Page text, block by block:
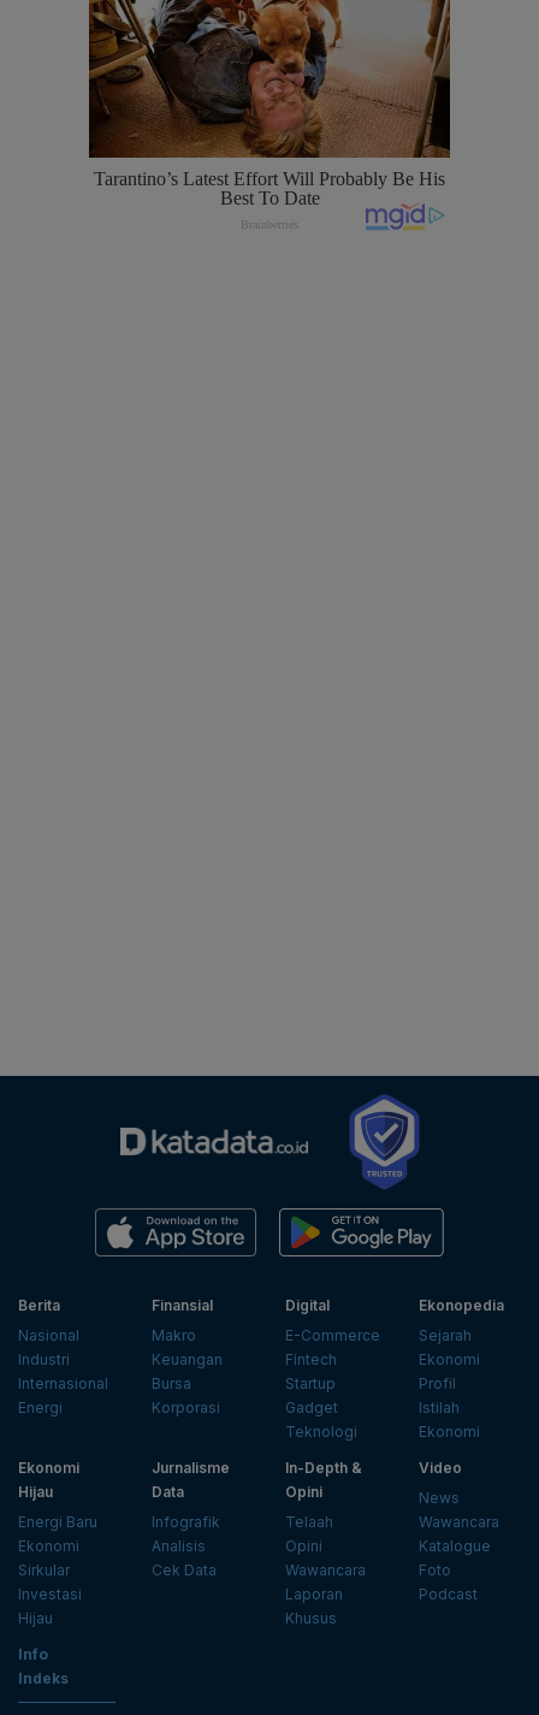
Berita
Nasional
Industri
Internasional
Energi
Finansial
Makro
Keuangan
Bursa
Korporasi
Digital
E-Commerce
Fintech
Startup
Gadget
Teknologi
Ekonopedia
Sejarah
Ekonomi
Profil
Istilah
Ekonomi
Ekonomi
Hijau
Energi Baru
Ekonomi
Sirkular
Investasi
Hijau
Jurnalisme
Data
Infografik
Analisis
Cek Data
In-Depth &
Opini
Telaah
Opini
Wawancara
Laporan
Khusus
Video
News
Wawancara
Katalogue
Foto
Podcast
Info
Indeks